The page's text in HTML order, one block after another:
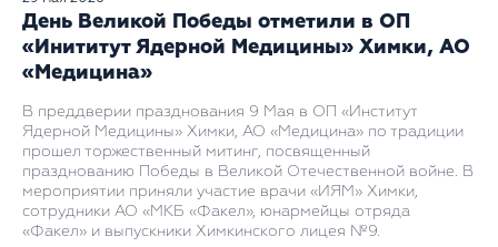
День Великой Победы отметили в ОП
«Инититут Ядерной Медицины» Химки, АО
«Медицина»
В преддверии празднования 9 Мая в ОП «Институт
Ядерной Медицины» Химки, АО «Медицина» по традиции
прошел торжественный митинг, посвященный
празднованию Победы в Великой Отечественной войне. В
мероприятии приняли участие врачи «ИЯМ» Химки,
сотрудники АО «МКБ «Факел», юнармейцы отряда
«Факел» и выпускники Химкинского лицея №9.